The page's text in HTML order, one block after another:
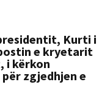
Kurti i
e kryetarit
i kërkon
zgjedhjen e